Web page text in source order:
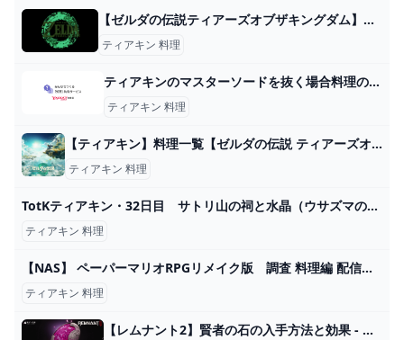
【ゼルダの伝説ティアーズオブザキングダム】雷対策と影響【ティアキン】 ゲーム攻略サイト AlGest
ティアキン 料理
ティアキンのマスターソードを抜く場合料理のみで頑張りゲージを無くなりかけたら追... - Yahoo!知恵袋
ティアキン 料理
【ティアキン】料理一覧【ゼルダの伝説 ティアーズオブザキングダム】 hyperWiki
ティアキン 料理
TotKティアキン・32日目 サトリ山の祠と水晶（ウサズマの祠） - ちょっとしたゲーム日記：楽天ブログ
ティアキン 料理
【NAS】 ペーパーマリオRPGリメイク版 調査 料理編 配信 【配信/2024/05/27】 - YouTube
ティアキン 料理
【レムナント2】賢者の石の入手方法と効果 - 神ゲー攻略